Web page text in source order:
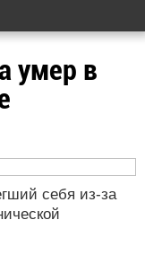
умер в
себя из-за